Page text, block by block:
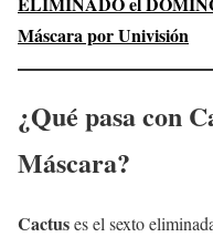
Máscara por Univisión
¿Qué pasa con
Máscara?
Cactuses el sexto